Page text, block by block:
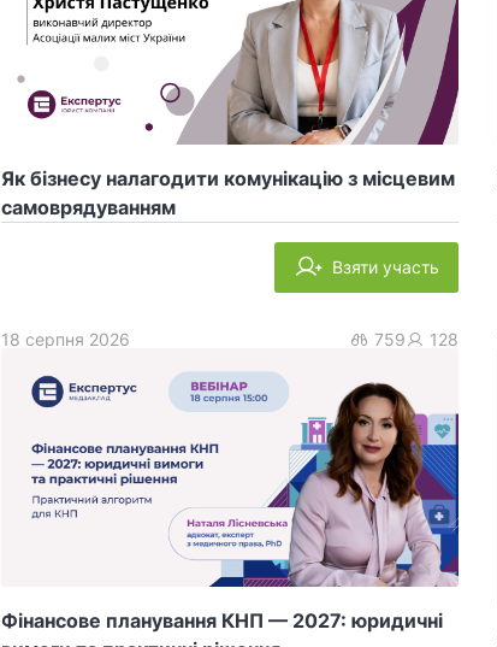
Як бізнесу налагодити комунікацію з місцевим
самоврядуванням
Взяти участь
Фінансове планування КНП — 2027: юридичні
18 серпня 2026 759 128